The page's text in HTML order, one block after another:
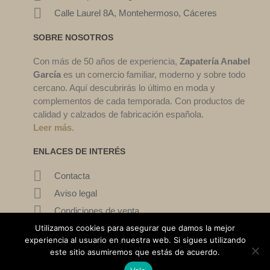
Calle Laurel 8A, Montehermoso, Cáceres
SOBRE NOSOTROS
Con más de 50 años de experiencia, Zapatería Anabel
García es un comercio familiar, moderno y sobre todo
cercano. Aquí descubrirás lo último en moda y
complementos de cada temporada. Con productos de
calidad y calzados de fabricación española.
Leer más.
ENLACES DE INTERÉS
Contacta
Aviso legal
Condiciones de venta
Mi cuenta
©2022. Zapatería Ana García. Todos los derechos reservados.
Utilizamos cookies para asegurar que damos la mejor
experiencia al usuario en nuestra web. Si sigues utilizando
este sitio asumiremos que estás de acuerdo.